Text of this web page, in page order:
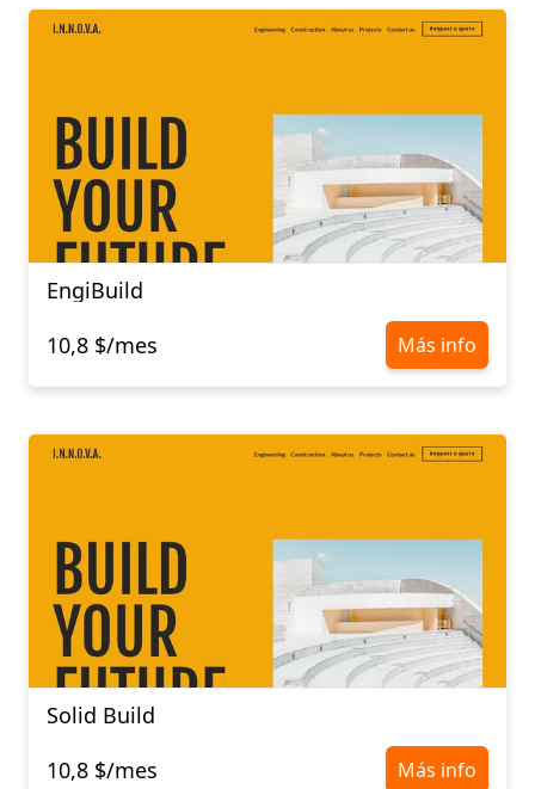
EngiBuild
10,8 $/mes
Más info
Solid Build
10,8 $/mes
Más info